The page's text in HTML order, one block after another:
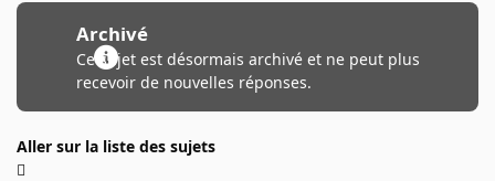
Archivé
Ce sujet est désormais archivé et ne peut plus
recevoir de nouvelles réponses.
Aller sur la liste des sujets